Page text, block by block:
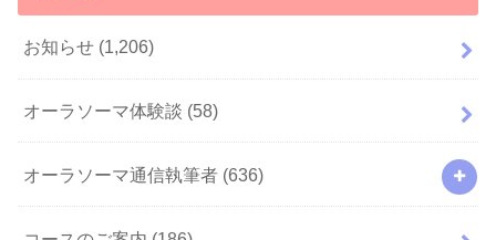
お知らせ (1,206)
オーラソーマ体験談 (58)
オーラソーマ通信執筆者 (636)